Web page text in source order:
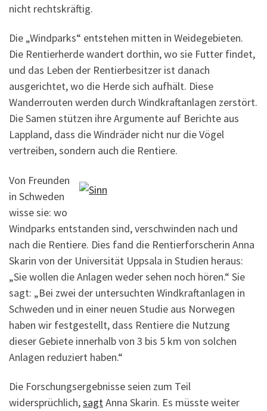
nicht rechtskräftig.
Die „Windparks“ entstehen mitten in Weidegebieten.
Die Rentierherde wandert dorthin, wo sie Futter findet,
und das Leben der Rentierbesitzer ist danach
ausgerichtet, wo die Herde sich aufhält. Diese
Wanderrouten werden durch Windkraftanlagen zerstört.
Die Samen stützen ihre Argumente auf Berichte aus
Lappland, dass die Windräder nicht nur die Vögel
vertreiben, sondern auch die Rentiere.
Von Freunden
in Schweden
wisse sie: wo
Windparks entstanden sind, verschwinden nach und
nach die Rentiere. Dies fand die Rentierforscherin Anna
Skarin von der Universität Uppsala in Studien heraus:
„Sie wollen die Anlagen weder sehen noch hören.“ Sie
sagt: „Bei zwei der untersuchten Windkraftanlagen in
Schweden und in einer neuen Studie aus Norwegen
haben wir festgestellt, dass Rentiere die Nutzung
dieser Gebiete innerhalb von 3 bis 5 km von solchen
Anlagen reduziert haben.“
Die Forschungsergebnisse seien zum Teil
widersprüchlich,sagtAnna Skarin. Es müsste weiter